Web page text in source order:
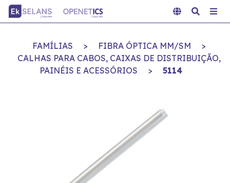
FAMÍLIAS > FIBRA ÓPTICA MM/SM
>
CALHAS PARA CABOS, CAIXAS DE DISTRIBUIÇÃO,
PAINÉIS E ACESSÓRIOS
> 5114